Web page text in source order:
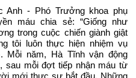
Anh - Phó Trưởng khoa phụ
máu chia sẻ: “Giống như
trong cuộc chiến giành giật
tôi luôn thực hiện nhiệm vụ
Mỗi năm, Hà Tĩnh vận động
sau mỗi đợt tiếp nhận máu từ